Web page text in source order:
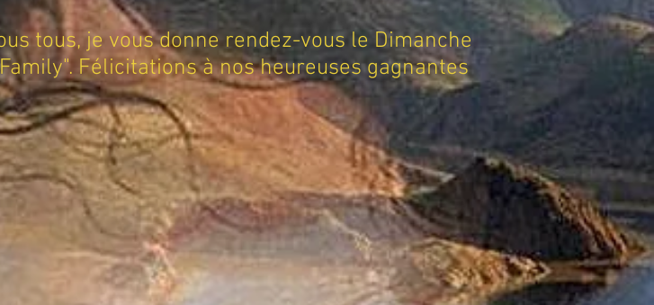
tous, je vous donne rendez-vous le Dimanche
Félicitations à nos heureuses gagnantes